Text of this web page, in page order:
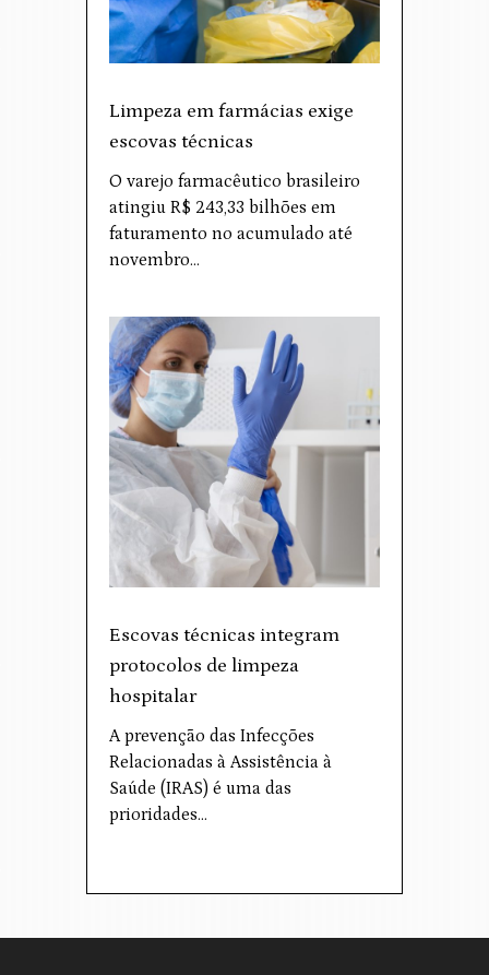
Limpeza em farmácias exige
escovas técnicas
O varejo farmacêutico brasileiro
atingiu R$ 243,33 bilhões em
faturamento no acumulado até
novembro…
Escovas técnicas integram
protocolos de limpeza
hospitalar
A prevenção das Infecções
Relacionadas à Assistência à
Saúde (IRAS) é uma das
prioridades…